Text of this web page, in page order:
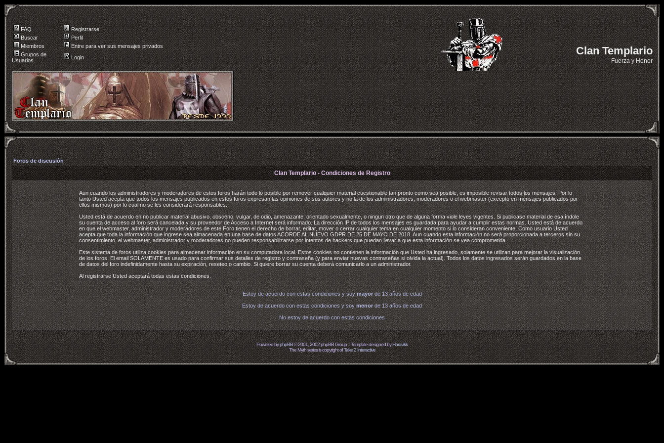
FAQ
Registrarse
Buscar
Perfil
Miembros
Entre para ver sus mensajes privados
Grupos de
Usuarios
Login
Clan Templario
Fuerza y Honor
Foros de discusión
Clan Templario - Condiciones de Registro
Aun cuando los administradores y moderadores de estos foros harán todo lo posible por remover cualquier material cuestionable tan pronto como sea posible, es imposible revisar todos los mensajes. Por lo
tanto Usted acepta que todos los mensajes publicados en estos foros expresan las opiniones de sus autores y no la de los administradores, moderadores o el webmaster (excepto en mensajes publicados por
ellos mismos) por lo cual no se les considerará responsables.
Usted está de acuerdo en no publicar material abusivo, obsceno, vulgar, de odio, amenazante, orientado sexualmente, o ningun otro que de alguna forma viole leyes vigentes. Si publicase material de esa índole
su cuenta de acceso al foro será cancelada y su proveedor de Acceso a Internet será informado. La dirección IP de todos los mensajes es guardada para ayudar a cumplir estas normas. Usted está de acuerdo
en que el webmaster, administrador y moderadores de este Foro tienen el derecho de borrar, editar, mover o cerrar cualquier tema en cualquier momento si lo consideran conveniente. Como usuario Usted
acepta que toda la información que ingrese sea almacenada en una base de datos ACORDE AL NUEVO GDPR DE 25 DE MAYO DE 2018. Aun cuando esta información no será proporcionada a terceros sin su
consentimiento, el webmaster, administrador y moderadores no pueden responsabilizarse por intentos de hackers que puedan llevar a que esta información se vea comprometida.
Este sistema de foros utiliza cookies para almacenar información en su computadora local. Estos cookies no contienen la información que Usted ha ingresado, solamente se utilizan para mejorar la visualización
de los foros. El email SOLAMENTE es usado para confirmar sus detalles de registro y contraseña (y para enviar nuevas contraseñas si olvida la actual). Todos los datos ingresados serán guardados en la base
de datos del foro indefinidamente hasta su expiración, reseteo o cambio. Si quiere borrar su cuenta deberá comunicarlo a un administrador.
Al registrarse Usted aceptará todas estas condiciones.
Estoy de acuerdo con estas condiciones y soymayorde 13 años de edad
Estoy de acuerdo con estas condiciones y soymenorde 13 años de edad
No estoy de acuerdo con estas condiciones
Powered byphpBB© 2001, 2002 phpBB Group :: Template designed byHaravikk
The Myth series is copyright ofTake 2 Interactive